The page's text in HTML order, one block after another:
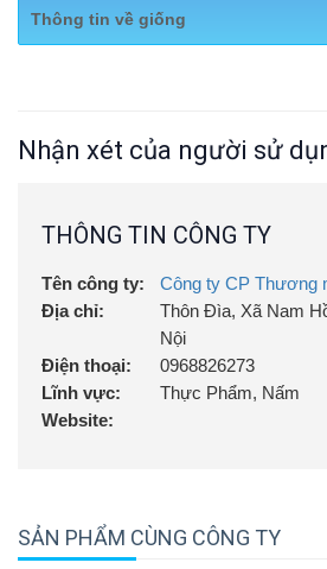
tiêu chuẩn VietGap; được trồng
trùng, khử khuẩn....
Thông tin về giống
Nhận xét của người sử
THÔNG TIN CÔNG TY
Tên công ty:
Công ty CP Thương
Địa chỉ:
Thôn Đìa, Xã Nam
Nội
Điện thoại:
0968826273
Lĩnh vực:
Thực Phẩm, Nấm
Website:
SẢN PHẨM CÙNG CÔNG TY